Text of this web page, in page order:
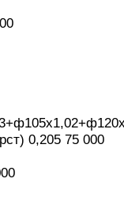
0,205 75 000